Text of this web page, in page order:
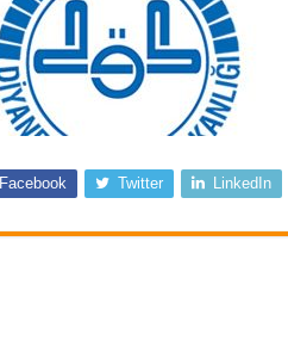
Facebook Twitter LinkedIn